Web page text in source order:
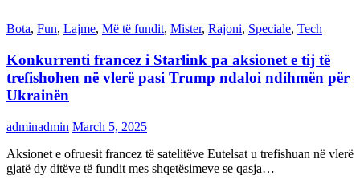
Bota, Fun, Lajme, Më të fundit, Mister, Rajoni, Speciale, Tech
Konkurrenti francez i Starlink pa aksionet e tij të
trefishohen në vlerë pasi Trump ndaloi ndihmën për
Ukrainën
adminadmin March 5, 2025
Aksionet e ofruesit francez të satelitëve Eutelsat u trefishuan në vlerë
gjatë dy ditëve të fundit mes shqetësimeve se qasja…